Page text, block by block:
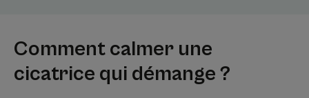
Comment calmer une
cicatrice qui démange ?